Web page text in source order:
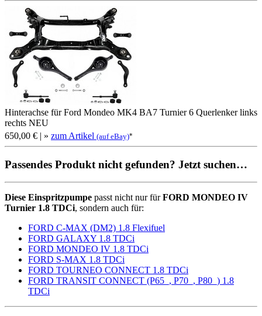
Hinterachse für Ford Mondeo MK4 BA7 Turnier 6 Querlenker links
rechts NEU
650,00 € | » zum Artikel (auf eBay)*
Passendes Produkt nicht gefunden? Jetzt suchen…
Diese Einspritzpumpe passt nicht nur fürFORD MONDEO IV
Turnier 1.8 TDCi, sondern auch für:
FORD C-MAX (DM2) 1.8 Flexifuel
FORD GALAXY 1.8 TDCi
FORD MONDEO IV 1.8 TDCi
FORD S-MAX 1.8 TDCi
FORD TOURNEO CONNECT 1.8 TDCi
FORD TRANSIT CONNECT (P65_, P70_, P80_) 1.8
TDCi